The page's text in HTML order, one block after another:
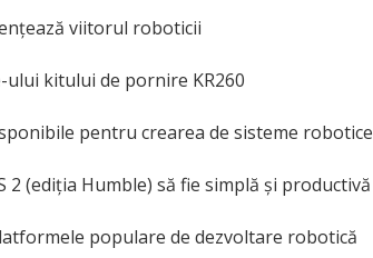
viitorul roboticii
kitului de pornire KR260
pentru crearea de sisteme
2 (ediția Humble) să fie simplă și productivă
populare de dezvoltare robotică